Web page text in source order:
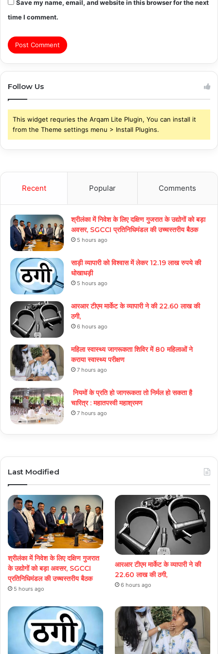
Save my name, email, and website in this browser for the next
time I comment.
Follow Us
This widget requries the Arqam Lite Plugin, You can install it
from the Theme settings menu > Install Plugins.
Recent Popular Comments
श्रीलंका में निवेश के लिए दक्षिण गुजरात के उद्योगों को बड़ा
अवसर, SGCCI प्रतिनिधिमंडल की उच्चस्तरीय बैठक
5 hours ago
साड़ी व्यापारी को विश्वास में लेकर 12.19 लाख रुपये की
धोखाधड़ी
5 hours ago
आरआर टीएम मार्केट के व्यापारी ने की 22.60 लाख की
ठगी,
6 hours ago
महिला स्वास्थ्य जागरूकता शिविर में 80 महिलाओं ने
कराया स्वास्थ्य परीक्षण
7 hours ago
नियमों के प्रति हो जागरूकता तो निर्मल हो सकता है
चारित्र : महातपस्वी महाश्रमण
7 hours ago
Last Modified
श्रीलंका में निवेश के लिए दक्षिण गुजरात
के उद्योगों को बड़ा अवसर, SGCCI
प्रतिनिधिमंडल की उच्चस्तरीय बैठक
5 hours ago
आरआर टीएम मार्केट के व्यापारी ने की
22.60 लाख की ठगी,
6 hours ago